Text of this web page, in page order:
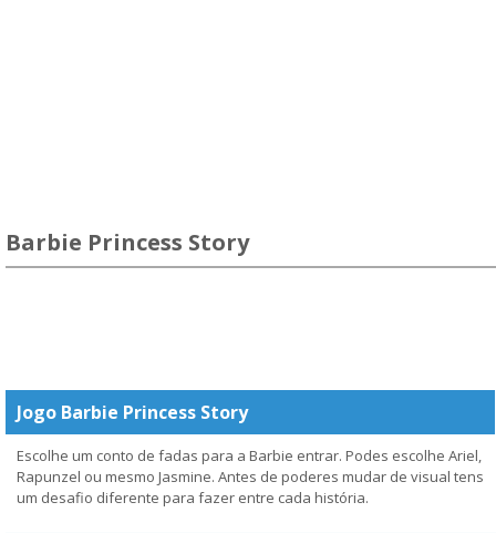
Barbie Princess Story
Jogo Barbie Princess Story
Escolhe um conto de fadas para a Barbie entrar. Podes escolhe Ariel,
Rapunzel ou mesmo Jasmine. Antes de poderes mudar de visual tens
um desafio diferente para fazer entre cada história.